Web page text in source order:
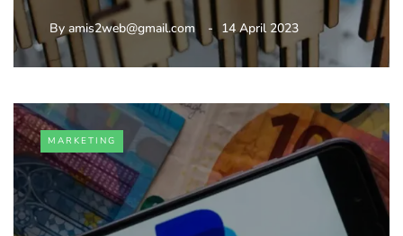
By amis2web@gmail.com 14 April 2023
MARKETING